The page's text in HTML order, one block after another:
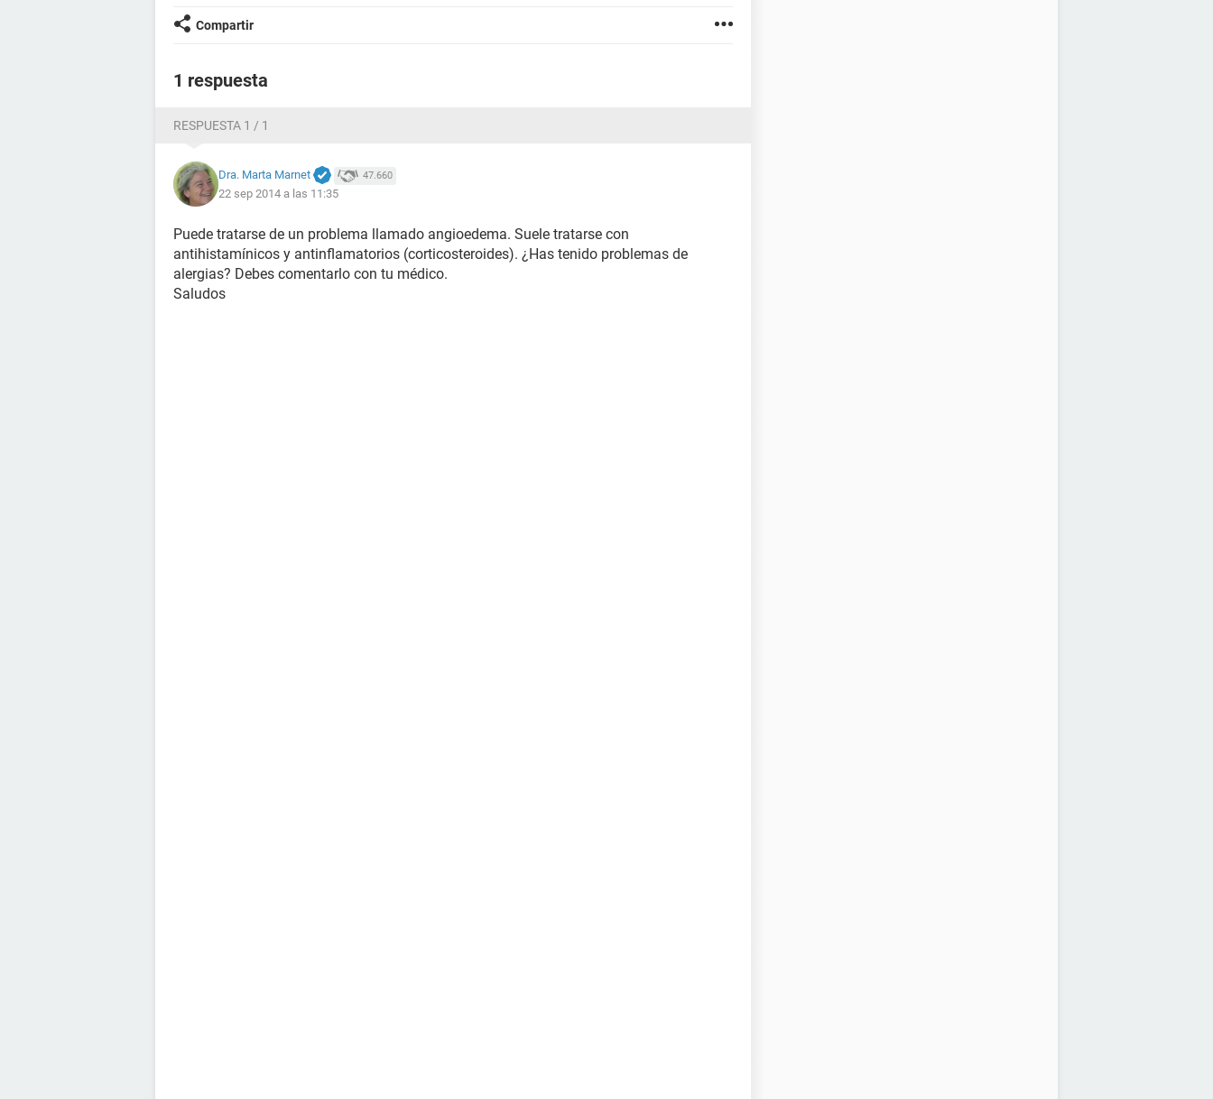
Compartir
1 respuesta
RESPUESTA 1 / 1
Dra. Marta Marnet 47.660
22 sep 2014 a las 11:35
Puede tratarse de un problema llamado angioedema. Suele tratarse con
antihistamínicos y antinflamatorios (corticosteroides). ¿Has tenido problemas de
alergias? Debes comentarlo con tu médico.
Saludos